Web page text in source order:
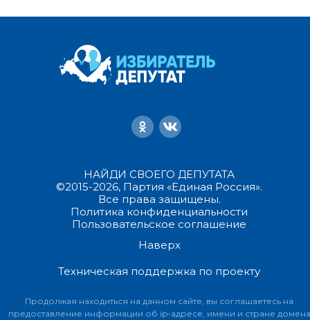
НАЙДИ СВОЕГО ДЕПУТАТА
©2015-2026, Партия «Единая Россия».
Все права защищены.
Политика конфиденциальности
Пользовательское соглашение
Наверх
Техническая поддержка по проекту
Продолжая находиться на данном сайте, вы соглашаетесь на
предоставление информации об ip-адресе, имени и стране домена